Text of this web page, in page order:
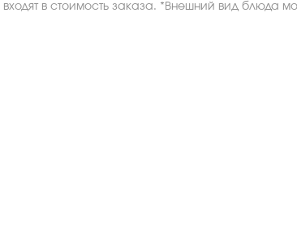
входят в стоимость заказа. *Внешний вид блюда